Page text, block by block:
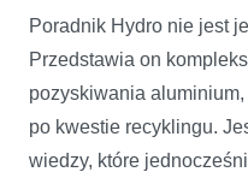
Poradnik Hydro nie jest
Przedstawia on
pozyskiwania
po kwestie recyklingu.
wiedzy, które